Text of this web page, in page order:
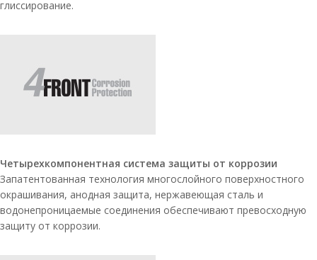
глиссирование.
Четырехкомпонентная система защиты от коррозии
Запатентованная технология многослойного поверхностного
окрашивания, анодная защита, нержавеющая сталь и
водонепроницаемые соединения обеспечивают превосходную
защиту от коррозии.